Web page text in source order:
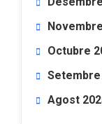
Octubre
Setembre
Agost